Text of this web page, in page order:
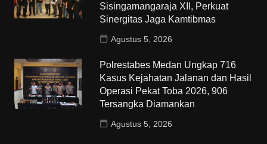
Sisingamangaraja XII, Perkuat
Sinergitas Jaga Kamtibmas
Agustus 5, 2026
Polrestabes Medan Ungkap 716
Kasus Kejahatan Jalanan dan Hasil
Operasi Pekat Toba 2026, 906
Tersangka Diamankan
Agustus 5, 2026